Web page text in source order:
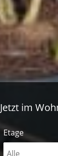
Jetzt im
Etage